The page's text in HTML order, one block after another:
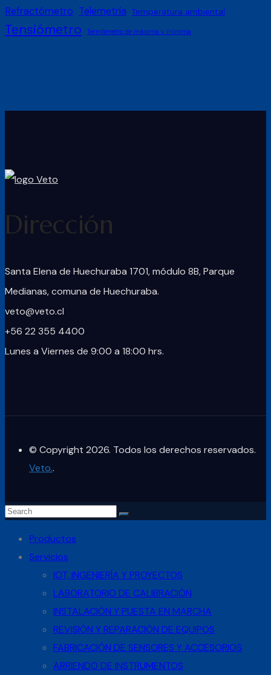
Refractómetro Telemetría Temperatura ambiental
Tensiómetro Termómetro de máxima y mínima
Dirección
Santa Elena de Huechuraba 1701, módulo 8B, Parque
Medianas, comuna de Huechuraba.
veto@veto.cl
+56 22 355 4400
Lunes a Viernes de 9:00 a 18:00 hrs.
© Copyright 2026. Todos los derechos reservados.
Veto..
Productos
Servicios
IOT, INGENIERÍA Y PROYECTOS
LABORATORIO DE CALIBRACIÓN
INSTALACIÓN Y PUESTA EN MARCHA
REVISIÓN Y REPARACIÓN DE EQUIPOS
FABRICACIÓN DE SENSORES Y ACCESORIOS
ARRIENDO DE INSTRUMENTOS